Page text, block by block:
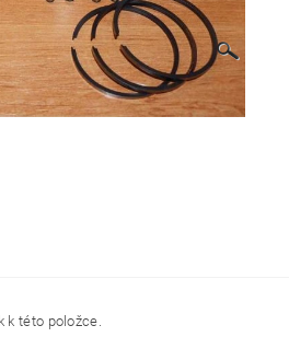
k této položce.